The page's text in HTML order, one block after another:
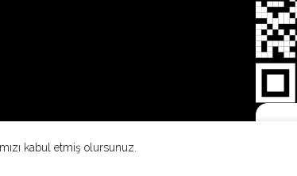
kabul etmiş olursunuz.